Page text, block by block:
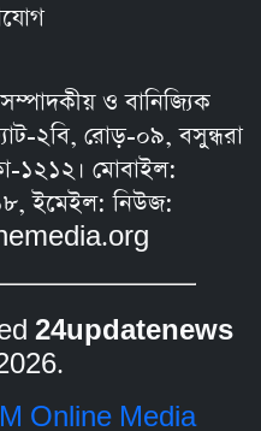
ও বানিজ্যিক
২বি, রোড়-০৯, বসুন্ধরা
১২১২। মোবাইল:
ইমেইল: নিউজ:
24updatenews
Online Media